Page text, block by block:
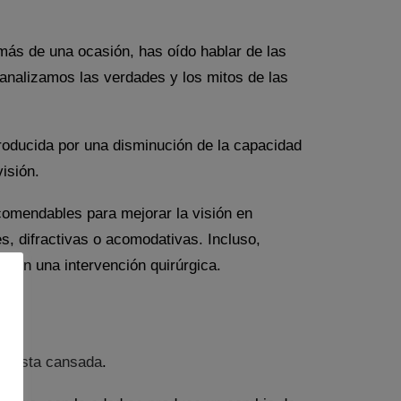
de una ocasión, has oído hablar de las
las verdades y los mitos de las
por una disminución de la capacidad
para mejorar la visión en
difractivas o acomodativas. Incluso,
en una intervención quirúrgica.
vista cansada.